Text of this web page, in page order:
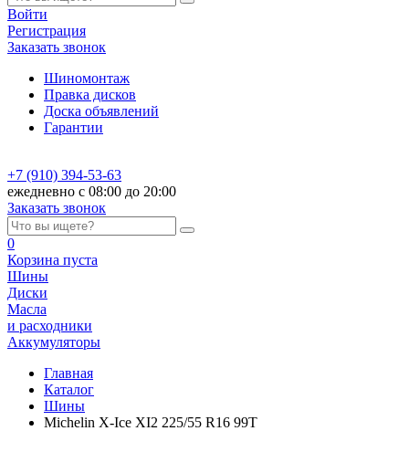
Войти
Регистрация
Заказать звонок
Шиномонтаж
Правка дисков
Доска объявлений
Гарантии
+7 (910) 394-53-63
ежедневно с 08:00 до 20:00
Заказать звонок
0
Корзина пуста
Шины
Диски
Масла
и расходники
Аккумуляторы
Главная
Каталог
Шины
Michelin X-Ice XI2 225/55 R16 99T